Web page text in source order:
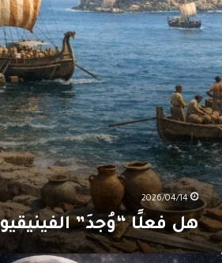
3)
2026/04/14
هل فعلًا “وُجدَ” الفينيقيون؟